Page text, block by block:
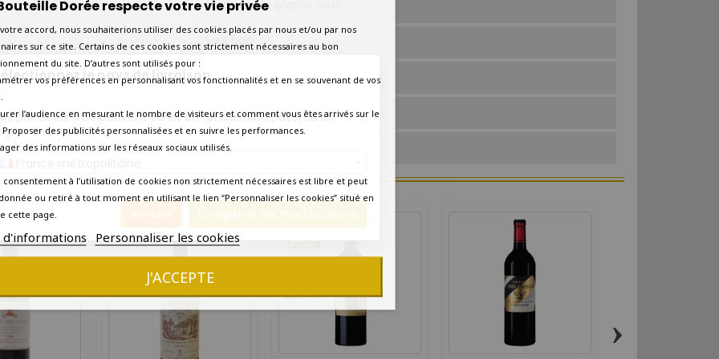
le pays de livraison
prix et les frais peuvent varier en fonction du pays/de la
de livraison.
Annuler Enregistrer les modifications
Amateur de grands crus
Très bon
Bas goulot
Etiquette en bon état
Livraison express en 24 heures
10 AUTRES PRODUITS DANS LA MÊME CATÉGORIE :
›
Dorée respecte votre vie privée
accord, nous souhaiterions utiliser des cookies placés par nous et/ou par nos
sur ce site. Certains de ces cookies sont strictement nécessaires au bon
du site. D’autres sont utilisés pour :
vos préférences en personnalisant vos fonctionnalités et en se souvenant de vos
l’audience en mesurant le nombre de visiteurs et comment vous êtes arrivés sur le
Proposer des publicités personnalisées et en suivre les performances.
des informations sur les réseaux sociaux utilisés.
consentement à l’utilisation de cookies non strictement nécessaires est libre et peut
ou retiré à tout moment en utilisant le lien “Personnaliser les cookies” situé en
cette page.
d'informations Personnaliser les cookies
J'ACCEPTE